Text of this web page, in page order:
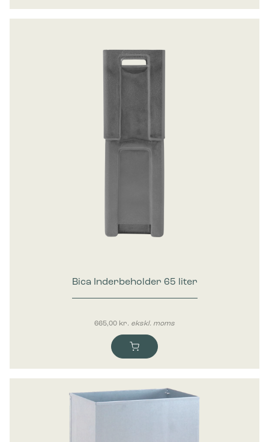
Bica Inderbeholder 65 liter
665,00 kr. ekskl. moms